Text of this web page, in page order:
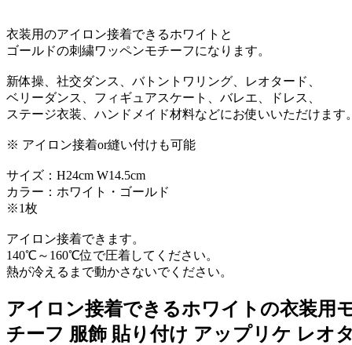
衣装用のアイロン接着できるホワイトと
ゴールドの刺繍ワッペンモチーフになります。
新体操、社交ダンス、バトントワリング、レオタード、
ベリーダンス、フィギュアスケート、バレエ、ドレス、
ステージ衣装、ハンドメイド材料などにお使いいただけます。
※ アイロン接着or縫い付けも可能
サイズ：H24cm W14.5cm
カラー：ホワイト・ゴールド
※1枚
アイロン接着できます。
140℃～160℃位で圧着してください。
熱が冷えるまで動かさないでください。
アイロン接着できるホワイトの衣装用
チーフ 服飾 貼り付け アップリケ レオ